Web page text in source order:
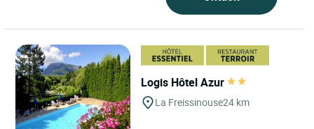
Logis Hôtel Azur
La Freissinouse24 km